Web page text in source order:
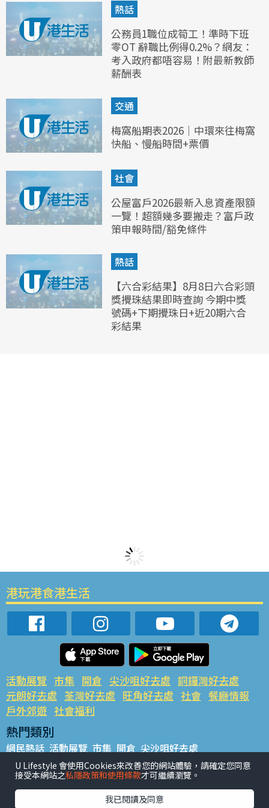
熱話
公務員1職位成筍工！準時下班
零OT 辭職比例得0.2%？網友：
考入政府都唔容易！附最新教師
薪酬表
交通
梅窩船期表2026｜中環來往梅窩
快船、慢船時間+票價
社會
公屋富戶2026最新入息資產限額
一覽！超額幾多要搬走？富戶政
策申報時間/豁免條件
熱話
【六合彩結果】8月8日六合彩頭
獎攪珠結果即時查詢 今期中獎
號碼+下期攪珠日+近20期六合
彩結果
港玩港食港生活
活動展覽 市集 開倉 尖沙咀好去處 銅鑼灣好去處
元朗好去處 荃灣好去處 旺角好去處 社會 餐廳情報
戶外郊遊 社會福利
熱門類別
網民熱話 活動展覽 市集 開倉 尖沙咀好去處
銅鑼灣好去處 元朗好去處 荃灣好去處 旺角好去處 社會
餐廳情報 戶外郊遊
熱門標籤
U Lifestyle 會使用Cookies來改善您的網站體驗，請確定您同意
接受本網站之私隱政策和使用條款才可繼續瀏覽。
我已閱讀及同意